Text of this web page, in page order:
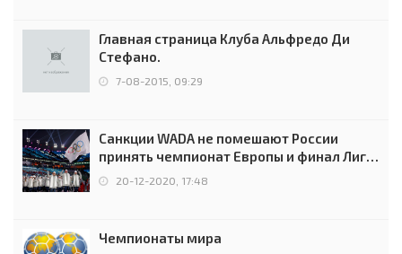
Главная страница Клуба Альфредо Ди
Стефано.
7-08-2015, 09:29
Санкции WADA не помешают России
принять чемпионат Европы и финал Лиги
чемпионов.
20-12-2020, 17:48
Чемпионаты мира